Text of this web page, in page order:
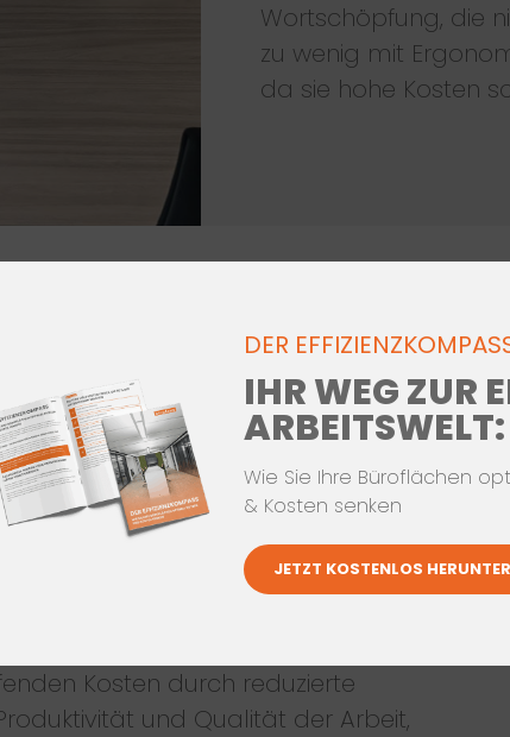
Wortschöpfung, die
zu wenig mit
da sie hohe Kosten
ergonomische Büroplanung viel,
Büroinhaber ihr Büro einfach mit
Diese Rechnung geht jedoch auf
nicht wissen:
Laut
ist der
zu unterbinden und
Wird
Ergonomie am Arbeitsplatz
hält der Büroinhaber sich nicht
hat zahlreiche Vorteile wie
Kosten durch reduzierte
und Qualität der Arbeit,
DER
IHR WEG ZUR
ARBEITSWELT:
Wie Sie Ihre Büroflächen
& Kosten senken
JETZT KOSTENLOS